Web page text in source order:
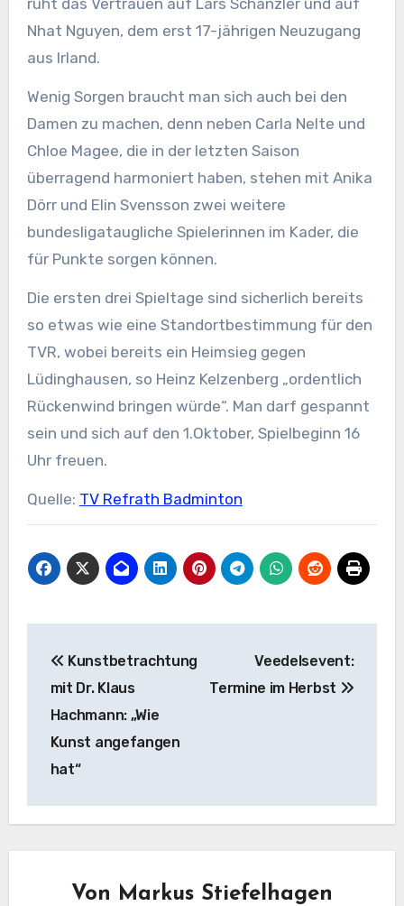
ruht das Vertrauen auf Lars Schänzler und auf
Nhat Nguyen, dem erst 17-jährigen Neuzugang
aus Irland.
Wenig Sorgen braucht man sich auch bei den
Damen zu machen, denn neben Carla Nelte und
Chloe Magee, die in der letzten Saison
überragend harmoniert haben, stehen mit Anika
Dörr und Elin Svensson zwei weitere
bundesligataugliche Spielerinnen im Kader, die
für Punkte sorgen können.
Die ersten drei Spieltage sind sicherlich bereits
so etwas wie eine Standortbestimmung für den
TVR, wobei bereits ein Heimsieg gegen
Lüdinghausen, so Heinz Kelzenberg „ordentlich
Rückenwind bringen würde“. Man darf gespannt
sein und sich auf den 1.Oktober, Spielbeginn 16
Uhr freuen.
Quelle: TV Refrath Badminton
Kunstbetrachtung
mit Dr. Klaus
Hachmann: „Wie
Kunst angefangen
hat“
Veedelsevent:
Termine im Herbst
Von Markus Stiefelhagen